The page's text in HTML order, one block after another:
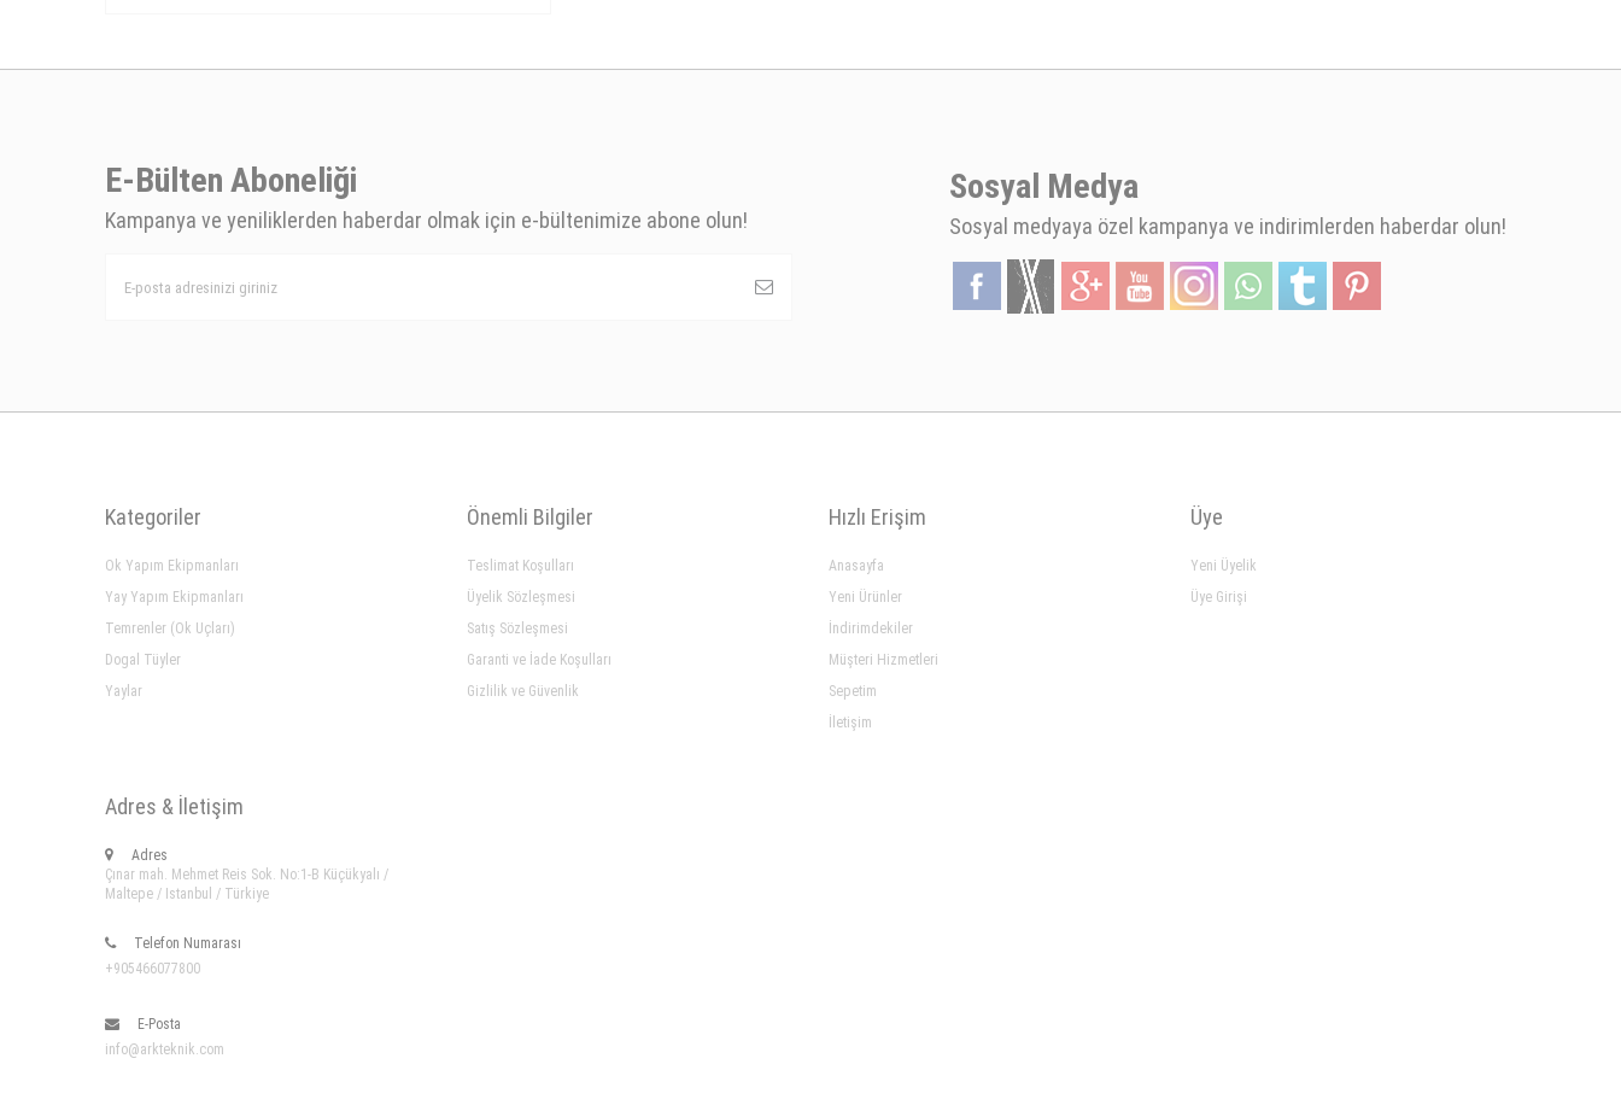
E-Bülten Aboneliği
Kampanya ve yeniliklerden haberdar olmak için e-bültenimize abone olun!
Sosyal Medya
Sosyal medyaya özel kampanya ve indirimlerden haberdar olun!
Kategoriler
Ok Yapım Ekipmanları
Yay Yapım Ekipmanları
Temrenler (Ok Uçları)
Dogal Tüyler
Yaylar
Önemli Bilgiler
Teslimat Koşulları
Üyelik Sözleşmesi
Satış Sözleşmesi
Garanti ve İade Koşulları
Gizlilik ve Güvenlik
Hızlı Erişim
Anasayfa
Yeni Ürünler
İndirimdekiler
Müşteri Hizmetleri
Sepetim
İletişim
Üye
Yeni Üyelik
Üye Girişi
Adres & İletişim
Adres
Çınar mah. Mehmet Reis Sok. No:1-B Küçükyalı /
Maltepe / Istanbul / Türkiye
Telefon Numarası
+905466077800
E-Posta
info@arkteknik.com